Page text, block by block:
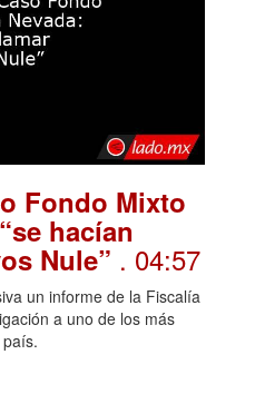
Fondo Mixto
hacían
Nule” . 04:57
un informe de la Fiscalía
a uno de los más
país.